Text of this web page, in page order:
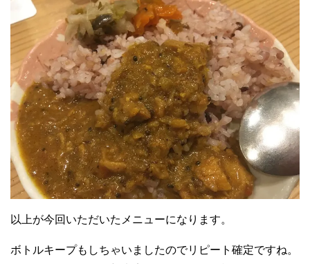
以上が今回いただいたメニューになります。
ボトルキープもしちゃいましたのでリピート確定ですね。